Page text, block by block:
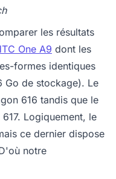
les résultats
One A9 dont les
formes identiques
Go de stockage). Le
616 tandis que le
Logiquement, le
ce dernier dispose
notre